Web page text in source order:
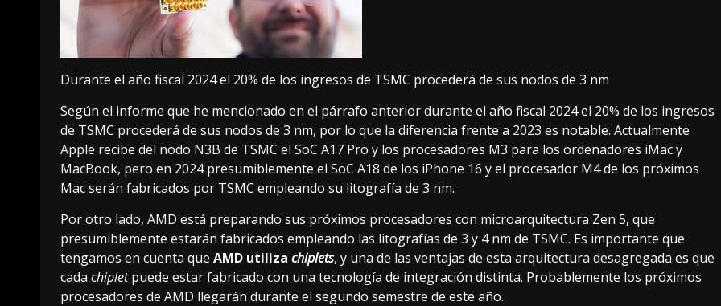
Durante el año fiscal 2024 el 20% de los ingresos de TSMC procederá de sus nodos de 3 nm
Según el informe que he mencionado en el párrafo anterior durante el año fiscal 2024 el 20% de los ingresos
de TSMC procederá de sus nodos de 3 nm, por lo que la diferencia frente a 2023 es notable. Actualmente
Apple recibe del nodo N3B de TSMC el SoC A17 Pro y los procesadores M3 para los ordenadores iMac y
MacBook, pero en 2024 presumiblemente el SoC A18 de los iPhone 16 y el procesador M4 de los próximos
Mac serán fabricados por TSMC empleando su litografía de 3 nm.
Por otro lado, AMD está preparando sus próximos procesadores con microarquitectura Zen 5, que
presumiblemente estarán fabricados empleando las litografías de 3 y 4 nm de TSMC. Es importante que
tengamos en cuenta que AMD utiliza chiplets, y una de las ventajas de esta arquitectura desagregada es que
cada chipletpuede estar fabricado con una tecnología de integración distinta. Probablemente los próximos
procesadores de AMD llegarán durante el segundo semestre de este año.